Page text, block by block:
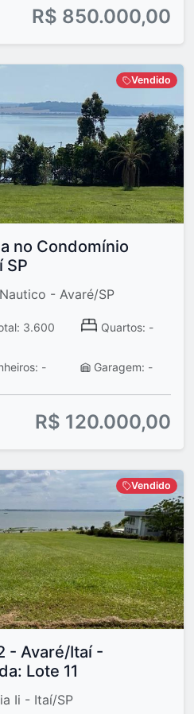
R$ 850.000,00
Vendido
no Condomínio
SP
- Avaré/SP
3.600
Quartos: -
- Garagem: -
R$ 120.000,00
Vendido
- Avaré/Itaí -
Lote 11
Ii - Itaí/SP